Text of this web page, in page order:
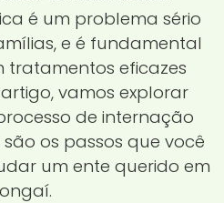
é um problema sério
e é fundamental
tratamentos eficazes
vamos explorar
de internação
os passos que você
um ente querido em